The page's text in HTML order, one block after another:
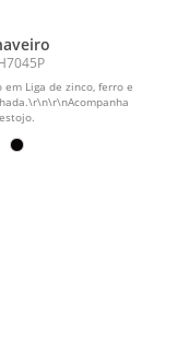
Liga de zinco, ferro e
estojo.